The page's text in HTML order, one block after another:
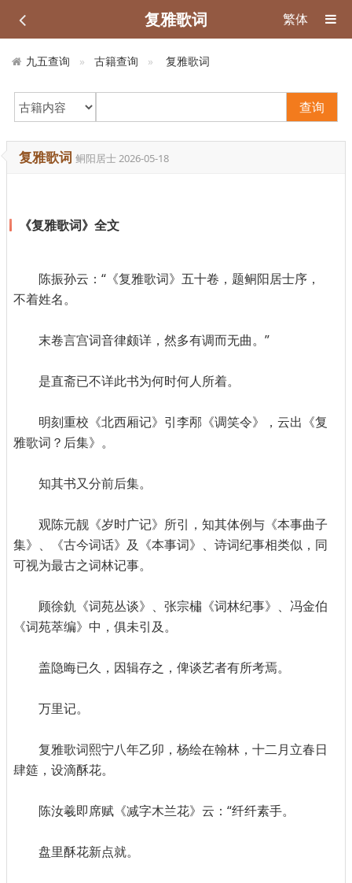
复雅歌词 繁体
九五查询 古籍查询 复雅歌词
查询
复雅歌词 鲖阳居士2026-05-18
《复雅歌词》全文
陈振孙云：“《复雅歌词》五十卷，题鲖阳居士序，
不着姓名。
末卷言宫词音律颇详，然多有调而无曲。”
是直斋已不详此书为何时何人所着。
明刻重校《北西厢记》引李邴《调笑令》，云出《复
雅歌词？后集》。
知其书又分前后集。
观陈元靓《岁时广记》所引，知其体例与《本事曲子
集》、《古今词话》及《本事词》、诗词纪事相类似，同
可视为最古之词林记事。
顾徐釚《词苑丛谈》、张宗橚《词林纪事》、冯金伯
《词苑萃编》中，俱未引及。
盖隐晦已久，因辑存之，俾谈艺者有所考焉。
万里记。
复雅歌词熙宁八年乙卯，杨绘在翰林，十二月立春日
肆筵，设滴酥花。
陈汝羲即席赋《减字木兰花》云：“纤纤素手。
盘里酥花新点就。